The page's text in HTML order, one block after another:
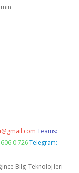
Teams:
0 726 Telegram:
Bilgi Teknolojileri